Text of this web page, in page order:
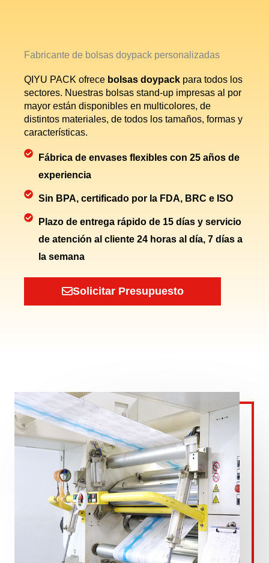
Fabricante de bolsas doypack personalizadas
QIYU PACK ofrece bolsas doypack para todos los
sectores. Nuestras bolsas stand-up impresas al por
mayor están disponibles en multicolores, de
distintos materiales, de todos los tamaños, formas y
características.
Fábrica de envases flexibles con 25 años de
experiencia
Sin BPA, certificado por la FDA, BRC e ISO
Plazo de entrega rápido de 15 días y servicio
de atención al cliente 24 horas al día, 7 días a
la semana
Solicitar Presupuesto